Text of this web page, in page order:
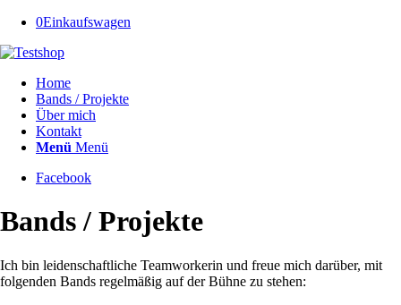
0Einkaufswagen
Home
Bands / Projekte
Über mich
Kontakt
Menü Menü
Facebook
Bands / Projekte
Ich bin leidenschaftliche Teamworkerin und freue mich darüber, mit
folgenden Bands regelmäßig auf der Bühne zu stehen: